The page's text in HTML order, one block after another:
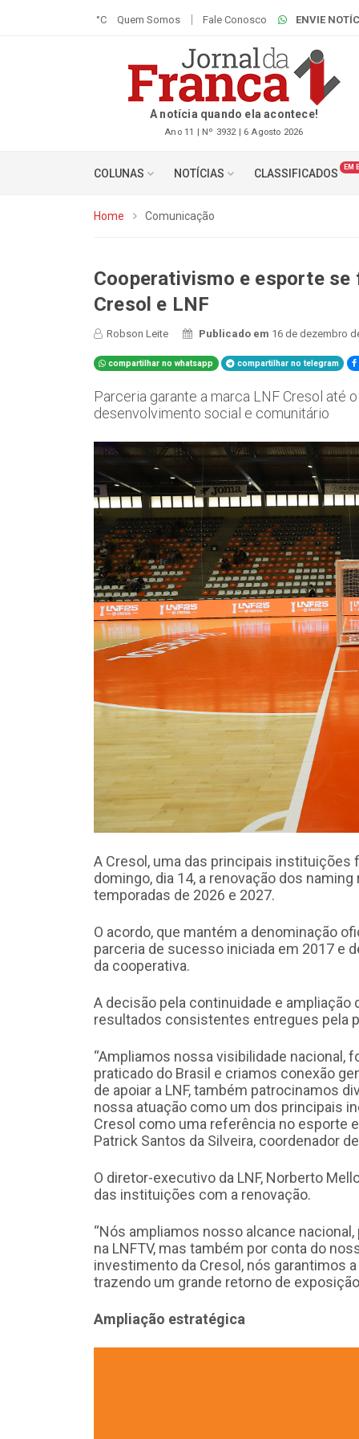
°C Quem Somos Fale Conosco ENVIE
A notícia quando ela acontece!
Ano 11 | Nº 3932 | 6 Agosto 2026
COLUNAS NOTÍCIAS CLASSIFICADOS EM
Home Comunicação
Cooperativismo e esporte
Cresol e LNF
Robson Leite Publicado em 16 de dezembro
compartilhar no whatsapp compartilhar no telegram
Parceria garante a marca LNF Cresol até
desenvolvimento social e comunitário
A Cresol, uma das principais instituições
domingo, dia 14, a renovação dos
temporadas de 2026 e 2027.
O acordo, que mantém a denominação
parceria de sucesso iniciada em 2017 e
da cooperativa.
A decisão pela continuidade e
resultados consistentes entregues pela
“Ampliamos nossa visibilidade nacional,
praticado do Brasil e criamos conexão
de apoiar a LNF, também patrocinamos
nossa atuação como um dos principais
Cresol como uma referência no esporte
Patrick Santos da Silveira, coordenador
O diretor-executivo da LNF, Norberto
das instituições com a renovação.
“Nós ampliamos nosso alcance
na LNFTV, mas também por conta do
investimento da Cresol, nós garantimos
trazendo um grande retorno de
Ampliação estratégica